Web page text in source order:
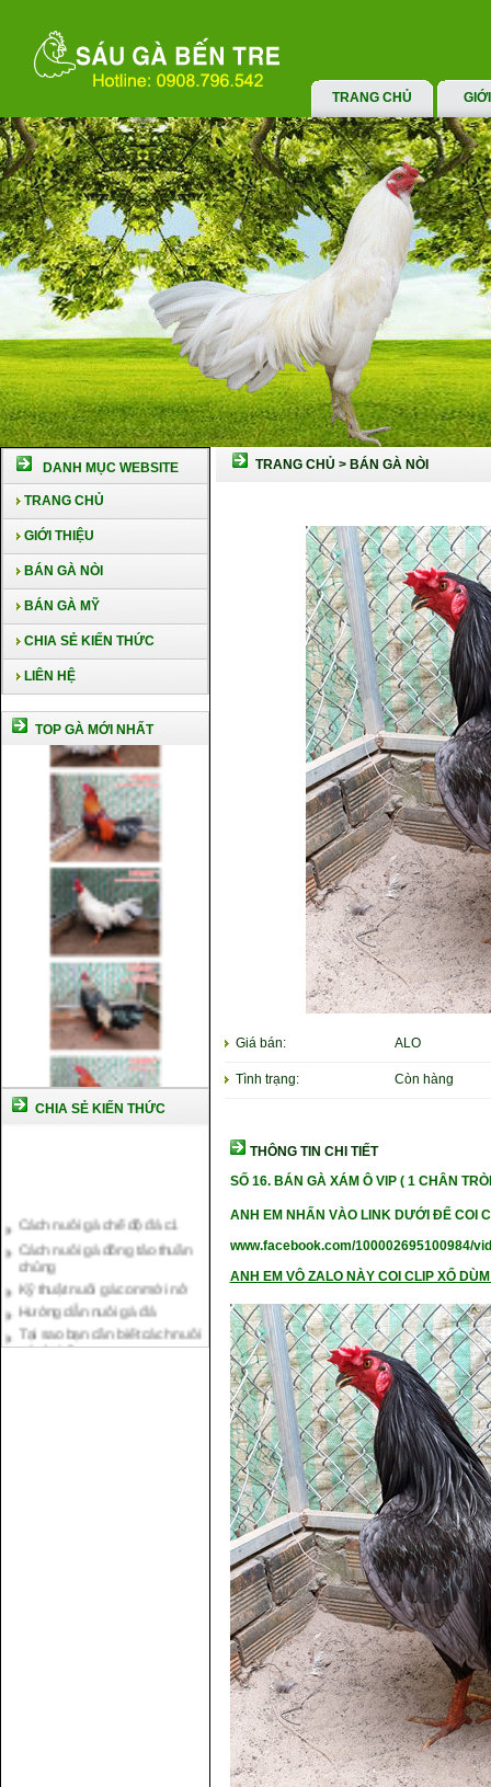
TRANG CHỦ
DANH MỤC WEBSITE
TRANG CHỦ
GIỚI THIỆU
BÁN GÀ NÒI
BÁN GÀ MỸ
CHIA SẺ KIẾN THỨC
LIÊN HỆ
TOP GÀ MỚI NHẤT
CHIA SẺ KIẾN THỨC
Cách nuôi gà đông tảo thuần
Kỹ thuật nuôi gà con mới nở
Hướng dẫn nuôi gà đá
Tại sao bạn cần biết cách nuôi
gà chọi ?
Cách điều trị bệnh sổ mũi cho
TRANG CHỦ > BÁN GÀ NÒI
Giá bán: ALO
Tình trạng: Còn hàng
THÔNG TIN CHI TIẾT
SỐ 16.BÁN GÀ XÁM Ô VIP ( 1 CHÂN
ANH EM NHẤN VÀO LINK DƯỚI ĐỂ COI
www.facebook.com/100002695100984/
ANH EM VÔ ZALO NÀY COI CLIP XỔ